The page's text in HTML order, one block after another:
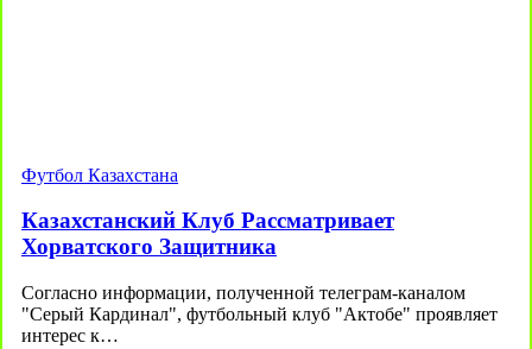
Футбол Казахстана
Казахстанский Клуб Рассматривает
Хорватского Защитника
Согласно информации, полученной телеграм-каналом
"Серый Кардинал", футбольный клуб "Актобе" проявляет
интерес к…